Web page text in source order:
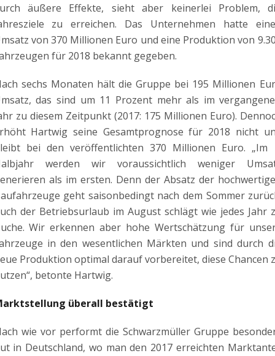
äußere Effekte, sieht aber keinerlei Problem,
zu erreichen. Das Unternehmen hatte
von 370 Millionen Euro und eine Produktion von
für 2018 bekannt gegeben.
sechs Monaten hält die Gruppe bei 195 Millionen
das sind um 11 Prozent mehr als im
zu diesem Zeitpunkt (2017: 175 Millionen Euro).
Hartwig seine Gesamtprognose für 2018 nicht
bei den veröffentlichten 370 Millionen Euro. „Im
werden wir voraussichtlich weniger
als im ersten. Denn der Absatz der
geht saisonbedingt nach dem Sommer
der Betriebsurlaub im August schlägt wie jedes Jahr
Wir erkennen aber hohe Wertschätzung für
in den wesentlichen Märkten und sind durch
Produktion optimal darauf vorbereitet, diese Chancen
betonte Hartwig.
überall bestätigt
wie vor performt die Schwarzmüller Gruppe
in Deutschland, wo man den 2017 erreichten